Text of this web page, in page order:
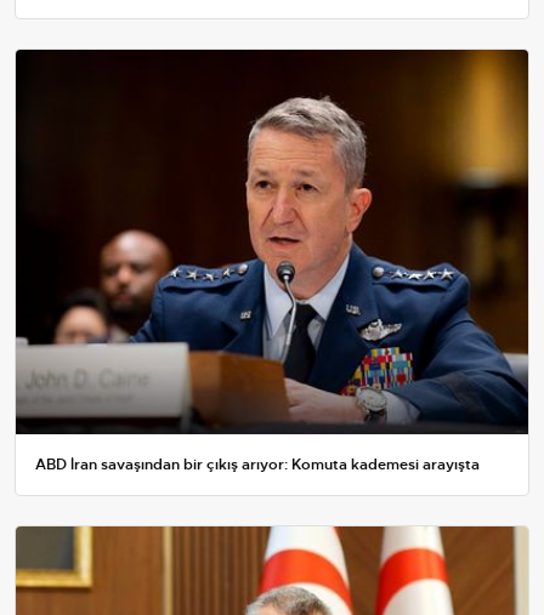
ABD İran savaşından bir çıkış arıyor: Komuta kademesi arayışta